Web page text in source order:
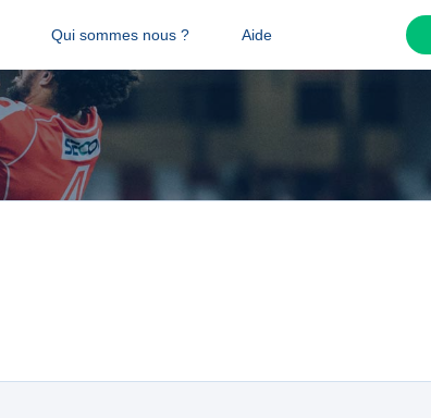
Qui sommes nous ? Aide